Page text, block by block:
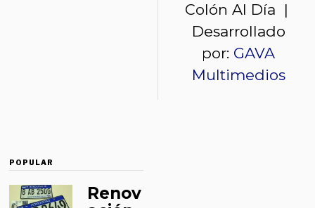
Colón Al Día |
Desarrollado
por: GAVA
Multimedios
POPULAR
Renov